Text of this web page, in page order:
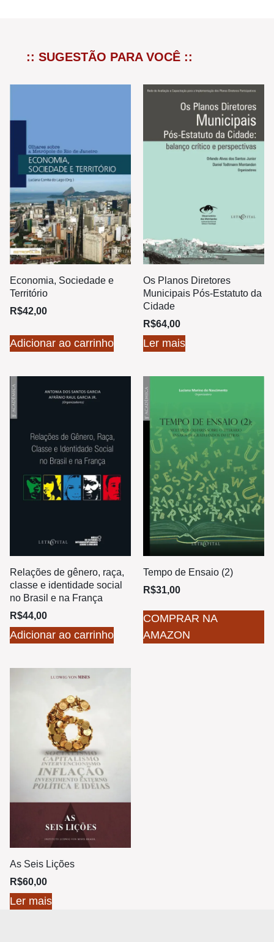
:: SUGESTÃO PARA VOCÊ ::
Economia, Sociedade e
Território
R$42,00
Adicionar ao carrinho
Os Planos Diretores
Municipais Pós-Estatuto da
Cidade
R$64,00
Ler mais
Relações de gênero, raça,
classe e identidade social
no Brasil e na França
R$44,00
Adicionar ao carrinho
Tempo de Ensaio (2)
R$31,00
COMPRAR NA
AMAZON
As Seis Lições
R$60,00
Ler mais